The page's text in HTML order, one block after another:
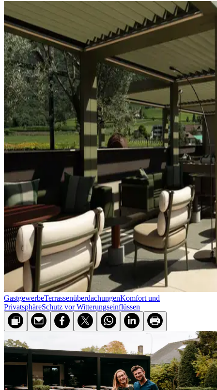
GastgewerbeTerrassen­überdachungenKomfort und
PrivatsphäreSchutz vor Witterungseinflüssen